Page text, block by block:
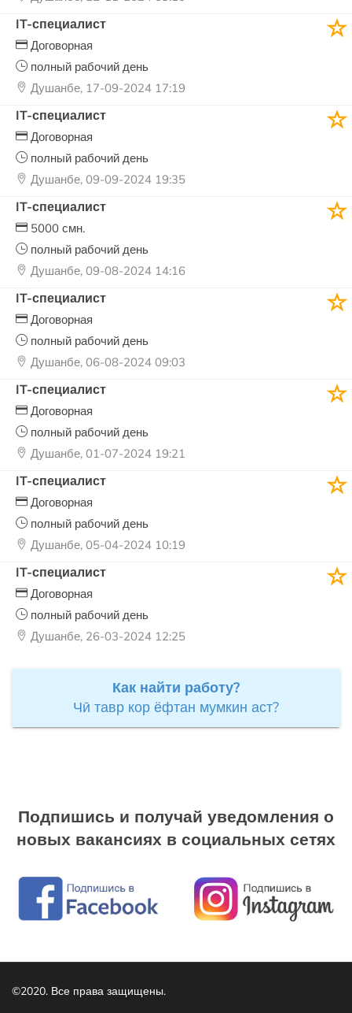
IT-специалист
Договорная
полный рабочий день
Душанбе, 17-09-2024 17:19
IT-специалист
Договорная
полный рабочий день
Душанбе, 09-09-2024 19:35
IT-специалист
5000 смн.
полный рабочий день
Душанбе, 09-08-2024 14:16
IT-специалист
Договорная
полный рабочий день
Душанбе, 06-08-2024 09:03
IT-специалист
Договорная
полный рабочий день
Душанбе, 01-07-2024 19:21
IT-специалист
Договорная
полный рабочий день
Душанбе, 05-04-2024 10:19
IT-специалист
Договорная
полный рабочий день
Душанбе, 26-03-2024 12:25
Как найти работу?
Чӣ тавр кор ёфтан мумкин аст?
Подпишись и получай уведомления о
новых вакансиях в социальных сетях
©2020. Все права защищены.